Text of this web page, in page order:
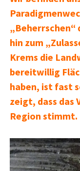
„Beherrschen“
hin zum
Krems die
bereitwillig
haben, ist fast
zeigt, dass das
Region stimmt.